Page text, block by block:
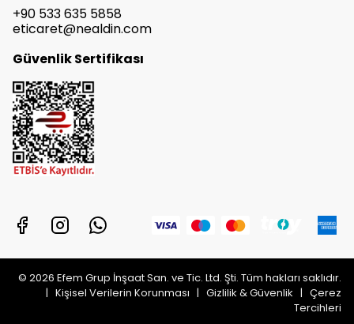
+90 533 635 5858
eticaret@nealdin.com
Güvenlik Sertifikası
© 2026 Efem Grup İnşaat San. ve Tic. Ltd. Şti. Tüm hakları saklıdır.
| Kişisel Verilerin Korunması | Gizlilik & Güvenlik | Çerez
Tercihleri